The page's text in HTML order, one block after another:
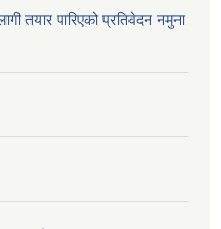
तयार पारिएको प्रतिवेदन नमुना